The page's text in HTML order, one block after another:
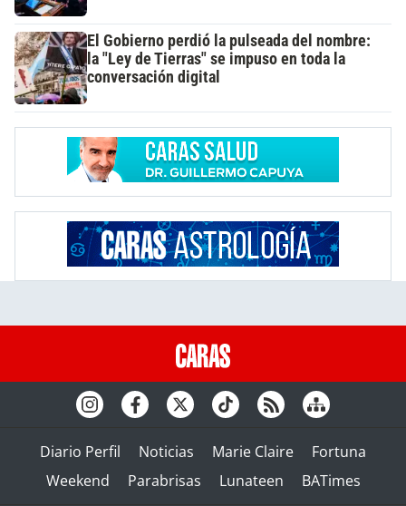
El Gobierno perdió la pulseada del nombre:
la "Ley de Tierras" se impuso en toda la
conversación digital
Diario Perfil Noticias Marie Claire
Fortuna
Weekend
Parabrisas Lunateen BATimes